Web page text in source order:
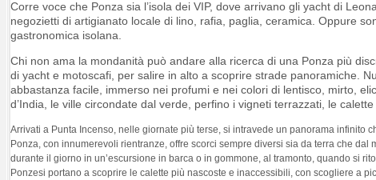
Corre voce che Ponza sia l’isola dei VIP, dove arrivano gli yacht di
negozietti di artigianato locale di lino, rafia, paglia, ceramica. Oppure
gastronomica isolana.
Chi non ama la mondanità può andare alla ricerca di una Ponza più
di yacht e motoscafi, per salire in alto a scoprire strade panoramiche.
abbastanza facile, immerso nei profumi e nei colori di lentisco, mirto,
d’India, le ville circondate dal verde, perfino i vigneti terrazzati, le
Arrivati a Punta Incenso, nelle giornate più terse, si intravede un panorama infinito
Ponza, con innumerevoli rientranze, offre scorci sempre diversi sia da terra che
durante il giorno in un’escursione in barca o in gommone, al tramonto, quando si
Ponzesi portano a scoprire le calette più nascoste e inaccessibili, con scogliere a